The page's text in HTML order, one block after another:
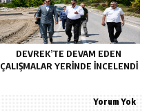
DEVREK’TE DEVAM EDEN
ÇALIŞMALAR YERINDE İNCELENDI
Yorum Yok